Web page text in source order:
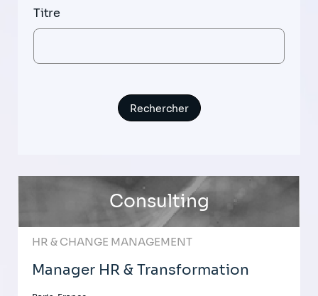
Titre
Consulting
HR & CHANGE MANAGEMENT
Manager HR & Transformation